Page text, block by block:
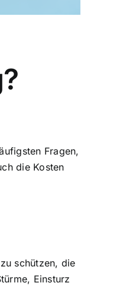
Fragen,
die Kosten
schützen, die
Einsturz